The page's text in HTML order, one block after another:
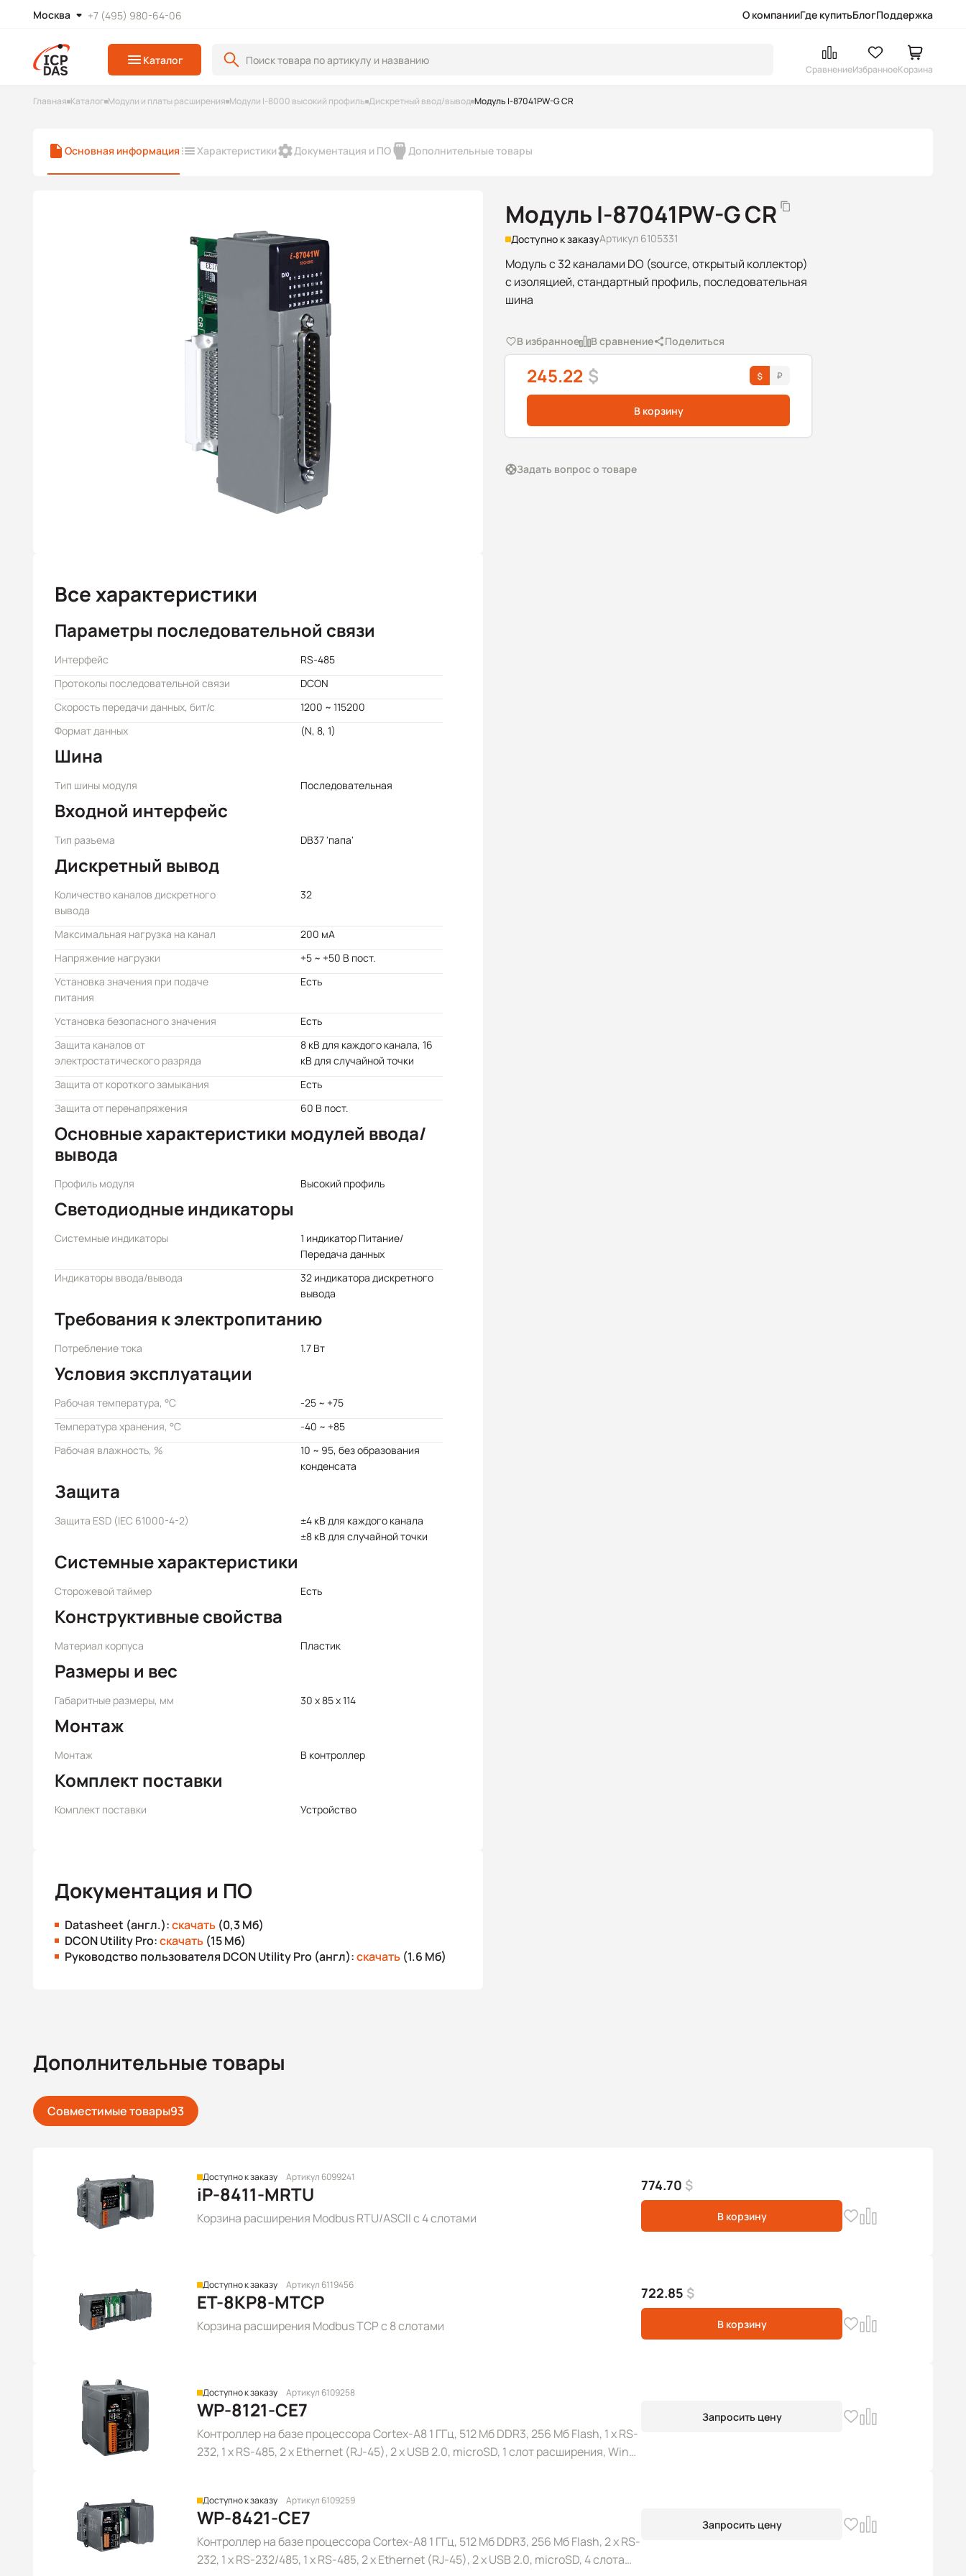
Москва +7 (495) 980-64-06 О компанииГде купитьБлогПоддержка
Каталог
СравнениеИзбранноеКорзина
Главная Каталог Модули и платы расширения Модули I-8000 высокий профиль Дискретный ввод/вывод Модуль I-87041PW-G CR
Основная информация Характеристики Документация и ПО Дополнительные товары
Модуль I-87041PW-G CR
Доступно к заказуАртикул 6105331
Модуль с 32 каналами DO (source, открытый коллектор)
с изоляцией, стандартный профиль, последовательная
шина
В избранное В сравнение Поделиться
245.22 $
В корзину
Задать вопрос о товаре
Все характеристики
Параметры последовательной связи
Интерфейс
RS-485
Протоколы последовательной связи
DCON
Скорость передачи данных, бит/с
1200 ~ 115200
Формат данных
(N, 8, 1)
Шина
Тип шины модуля Последовательная
Входной интерфейс
Тип разъема DB37 'папа'
Дискретный вывод
Количество каналов дискретного
вывода
32
Максимальная нагрузка на канал
200 мА
Напряжение нагрузки
+5 ~ +50 В пост.
Установка значения при подаче
питания
Есть
Установка безопасного значения
Есть
Защита каналов от
электростатического разряда
8 кВ для каждого канала, 16
кВ для случайной точки
Защита от короткого замыкания
Есть
Защита от перенапряжения
60 В пост.
Основные характеристики модулей ввода/
вывода
Профиль модуля Высокий профиль
Светодиодные индикаторы
Системные индикаторы
1 индикатор Питание/
Передача данных
Индикаторы ввода/вывода
32 индикатора дискретного
вывода
Требования к электропитанию
Потребление тока 1.7 Вт
Условия эксплуатации
Рабочая температура, °C
-25 ~ +75
Температура хранения, °C
-40 ~ +85
Рабочая влажность, %
10 ~ 95, без образования
конденсата
Защита
Защита ESD (IEC 61000-4-2)
±4 кВ для каждого канала
±8 кВ для случайной точки
Системные характеристики
Сторожевой таймер Есть
Конструктивные свойства
Материал корпуса Пластик
Размеры и вес
Габаритные размеры, мм 30 x 85 x 114
Монтаж
Монтаж В контроллер
Комплект поставки
Комплект поставки Устройство
Документация и ПО
Datasheet (англ.):скачать (0,3 Мб)
DCON Utility Pro:скачать (15 Мб)
Руководство пользователя DCON Utility Pro (англ):скачать (1.6 Мб)
Дополнительные товары
Совместимые товары93
Доступно к заказу Артикул 6099241
iP-8411-MRTU
Корзина расширения Modbus RTU/ASCII с 4 слотами
774.70 $
В корзину
Доступно к заказу Артикул 6119456
ET-8KP8-MTCP
Корзина расширения Modbus TCP с 8 слотами
722.85 $
В корзину
Доступно к заказу Артикул 6109258
WP-8121-CE7
Контроллер на базе процессора Cortex-A8 1 ГГц, 512 Мб DDR3, 256 Мб Flash, 1 x RS-
232, 1 x RS-485, 2 x Ethernet (RJ-45), 2 x USB 2.0, microSD, 1 слот расширения, Win
Запросить цену
Доступно к заказу Артикул 6109259
WP-8421-CE7
Контроллер на базе процессора Cortex-A8 1 ГГц, 512 Мб DDR3, 256 Мб Flash, 2 x RS-
232, 1 x RS-232/485, 1 x RS-485, 2 x Ethernet (RJ-45), 2 x USB 2.0, microSD, 4 слота
Запросить цену